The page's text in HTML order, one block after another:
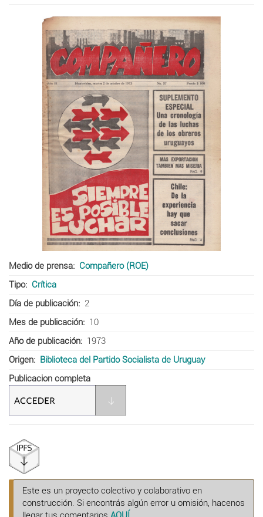
Medio de prensa
Compañero (ROE)
Tipo
Crítica
Día de publicación
2
Mes de publicación
10
Año de publicación
1973
Origen
Biblioteca del Partido Socialista de Uruguay
Publicacion completa
Este es un proyecto colectivo y colaborativo en
construcción. Si encontrás algún error u omisión, hacenos